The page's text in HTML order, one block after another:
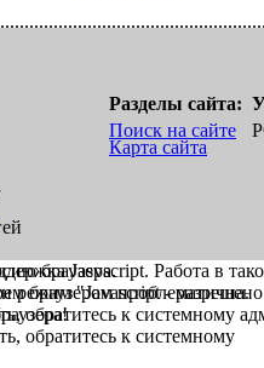
Разделы сайта:
Поиск на сайте
Карта сайта
Jasvscript. Работа в
режим "Javascript -
обратитесь к системному
браузера.
браузером проблематична.
обратитесь к системному